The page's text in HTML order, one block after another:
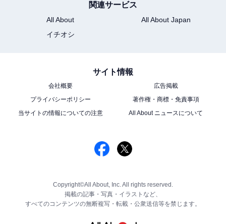
関連サービス
All About
All About Japan
イチオシ
サイト情報
会社概要
広告掲載
プライバシーポリシー
著作権・商標・免責事項
当サイトの情報についての注意
All About ニュースについて
Copyright©All About, Inc. All rights reserved.
掲載の記事・写真・イラストなど、
すべてのコンテンツの無断複写・転載・公衆送信等を禁じます。